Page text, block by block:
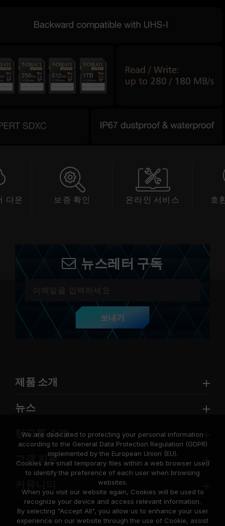
인 온라인 서비스 호환성 확인 스
뉴스레터 구독
보내기
제품 소개
뉴스
팀그룹 소개
고객 지원
We are dedicated to protecting your personal information
according to the General Data Protection Regulation (GDPR)
implemented by the European Union (EU).
Cookies are small temporary files within a web browser used
to identify the preference of each user when browsing
websites.
When you visit our website again, Cookies will be used to
recognize your device and access relevant information.
By selecting "Accept All", you allow us to enhance your user
experience on our website through the use of Cookie, assist